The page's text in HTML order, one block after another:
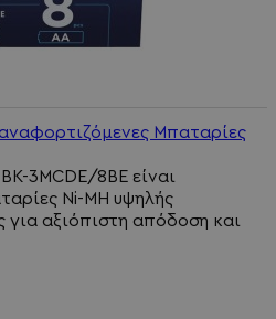
Μπαταρίες
3MCDE/8BE είναι
Ni-MH υψηλής
για αξιόπιστη απόδοση και